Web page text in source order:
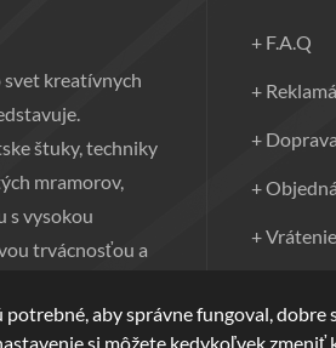
svet kreatívnych
štuky, techniky
mramorov,
s vysokou
trvácnosťou a
F.A.Q
potrebné, aby správne fungoval,
si môžete kedykoľvek zmeniť